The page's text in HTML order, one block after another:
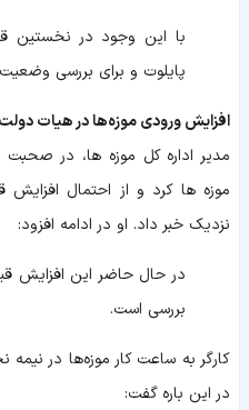
با این وجود در نخستین
پایلوت و برای بررسی وضعیت
افزایش ورودی موزه‌ها در هیات
مدیر اداره کل موزه ها، در
موزه ها کرد و از احتمال
نزدیک خبر داد. او در ادامه افزود:
در حال حاضر این افزایش
بررسی است.
در این باره گفت: